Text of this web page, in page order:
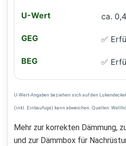
ca.
✅
✅
U-Wert-Angaben beziehen sich auf den
(inkl. Einbaufuge) kann abweichen. Quellen:
Mehr zur korrekten Dämmung,
und zur Dämmbox für